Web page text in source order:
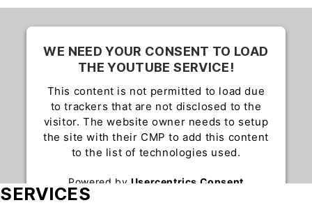
WE NEED YOUR CONSENT TO LOAD
THE YOUTUBE SERVICE!
This content is not permitted to load due
to trackers that are not disclosed to the
visitor. The website owner needs to setup
the site with their CMP to add this content
to the list of technologies used.
Powered by Usercentrics Consent
SERVICES